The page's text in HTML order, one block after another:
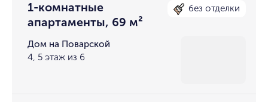
1-комнатные
апартаменты, 69 м²
без отделки
Дом на Поварской
4, 5 этаж из 6